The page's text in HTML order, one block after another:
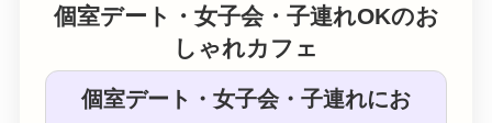
個室デート・女子会・子連れOKのお
しゃれカフェ
個室デート・女子会・子連れにお